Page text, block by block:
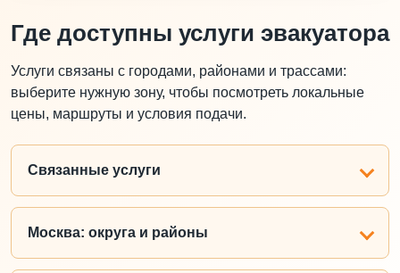
Где доступны услуги эвакуатора
Услуги связаны с городами, районами и трассами:
выберите нужную зону, чтобы посмотреть локальные
цены, маршруты и условия подачи.
Связанные услуги
Москва: округа и районы